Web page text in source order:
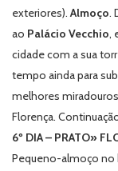
exteriores).Almoço.
ao Palácio Vecchio,
cidade com a sua
tempo ainda para
melhores
Florença.
6º DIA – PRATO»
Pequeno-almoço no